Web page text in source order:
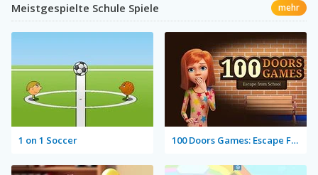
Meistgespielte Schule Spiele mehr
1 on 1 Soccer 100 Doors Games: Escape From School